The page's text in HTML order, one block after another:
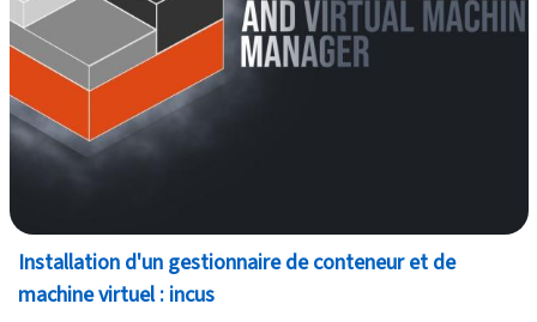
Installation d'un gestionnaire de conteneur et de
machine virtuel : incus